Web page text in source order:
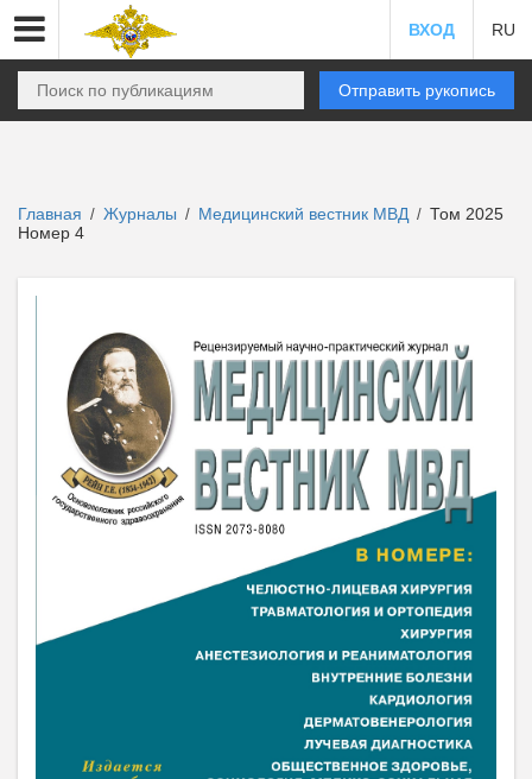
ВХОД RU
Отправить рукопись
Главная / Журналы / Медицинский вестник МВД / Том 2025
Номер 4